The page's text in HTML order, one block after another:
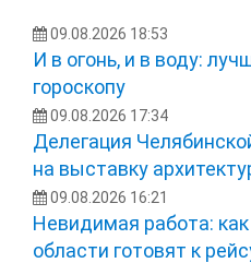
09.08.2026 18:53
И в огонь, и в воду:
гороскопу
09.08.2026 17:34
Делегация
на выставку
09.08.2026 16:21
Невидимая работа:
области готовят к